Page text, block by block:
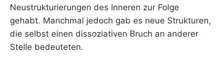
Neustrukturierungen des Inneren zur Folge
gehabt. Manchmal jedoch gab es neue Strukturen,
die selbst einen dissoziativen Bruch an anderer
Stelle bedeuteten.